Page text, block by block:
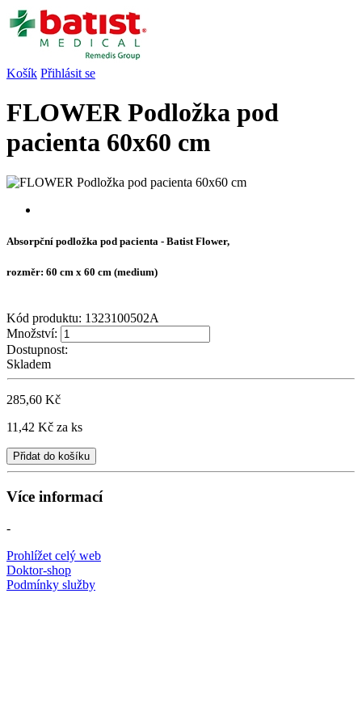
Košík Přihlásit se
FLOWER Podložka pod
pacienta 60x60 cm
Absorpční podložka pod pacienta - Batist Flower,
rozměr: 60 cm x 60 cm (medium)
Kód produktu: 1323100502A
Množství:
Dostupnost:
Skladem
285,60 Kč
11,42 Kč za ks
Přidat do košíku
Více informací
-
Prohlížet celý web
Doktor-shop
Podmínky služby